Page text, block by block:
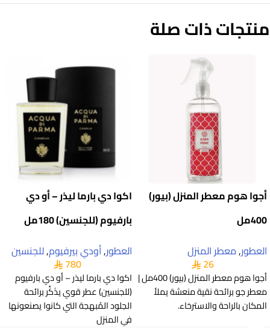
منتجات ذات صلة
أجوا هوم معطر المنزل (بيور)
400مل
العطور,معطر المنزل
26
أجوا هوم معطر المنزل (بيور) 400مل |
معطر جو برائحة نقية منعشة يملأ
المكان بالراحة والاسترخاء.
اكوا دي بارما ليذر – أو دي
بارفيوم (للجنسين) 180مل
العطور,أودي بيرفيوم,للجنسين
780
اكوا دي بارما ليذر – أو دي بارفيوم
(للجنسين) عطر قوي يذَكِّر برائحة
الجلود المُبهجة التي كانوا يصنعونها
في المنزل